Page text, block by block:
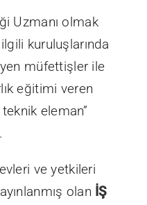
Uzmanı olmak
kuruluşlarında
müfettişler ile
eğitimi veren
eleman”
ve yetkileri
olan İŞ